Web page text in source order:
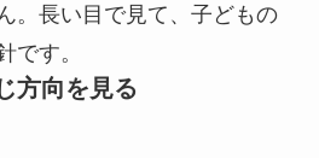
。長い目で見て、子どもの
です。
方向を見る